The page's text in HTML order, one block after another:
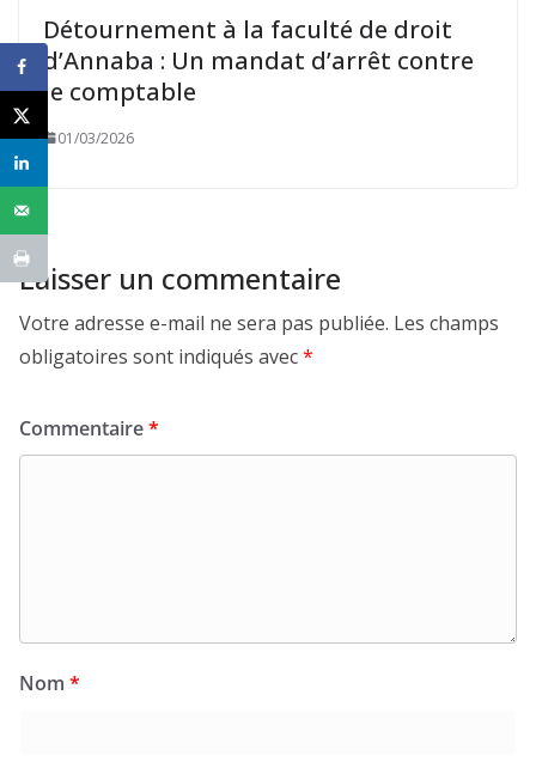
Détournement à la faculté de droit
d’Annaba : Un mandat d’arrêt contre
le comptable
01/03/2026
Laisser un commentaire
Votre adresse e-mail ne sera pas publiée. Les champs
obligatoires sont indiqués avec*
Commentaire*
Nom *